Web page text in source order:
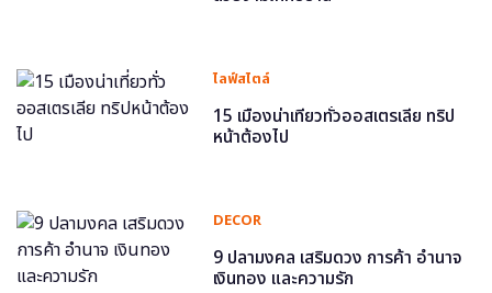
ไลฟ์สไตล์
15 เมืองน่าเที่ยวทั่วออสเตรเลีย ทริป
หน้าต้องไป
DECOR
9 ปลามงคล เสริมดวง การค้า อำนาจ
เงินทอง และความรัก